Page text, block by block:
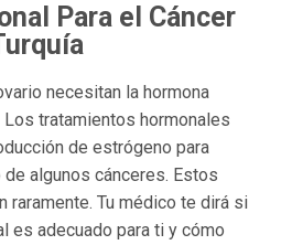
Para el Cáncer
necesitan la hormona
tratamientos hormonales
de estrógeno para
algunos cánceres. Estos
raramente. Tu médico te dirá si
es adecuado para ti y cómo